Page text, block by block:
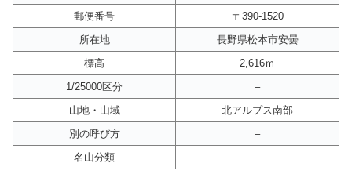
郵便番号
〒390-1520
所在地
長野県松本市安曇
標高
2,616ｍ
1/25000区分
–
山地・山域
北アルプス南部
別の呼び方
–
名山分類
–